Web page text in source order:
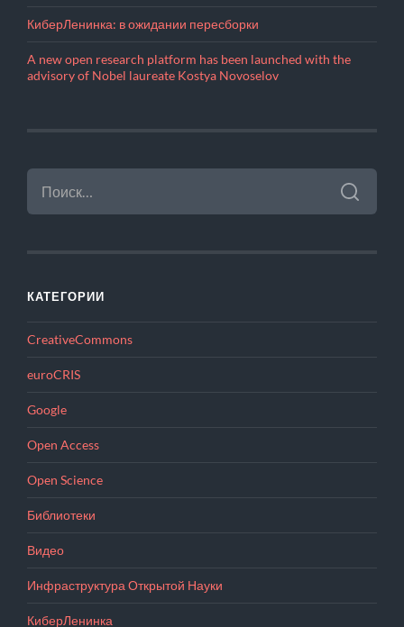
КиберЛенинка: в ожидании пересборки
A new open research platform has been launched with the
advisory of Nobel laureate Kostya Novoselov
НАЙТИ:
КАТЕГОРИИ
CreativeCommons
euroCRIS
Google
Open Access
Open Science
Библиотеки
Видео
Инфраструктура Открытой Науки
КиберЛенинка